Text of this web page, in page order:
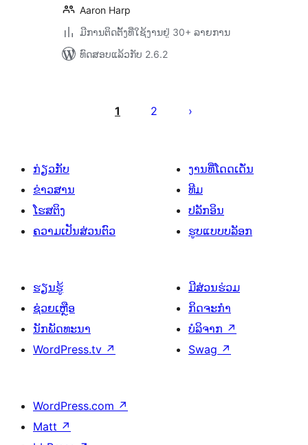
Aaron Harp
ມີການຕິດຕັ້ງທີ່ໃຊ້ງານຢູ່ 30+ ລາຍການ
ທົດສອບແລ້ວກັບ 2.6.2
1 2
ກ່ຽວກັບ
ຂ່າວສານ
ໂຮສຕິງ
ຄວາມເປັນສ່ວນຕົວ
ງານທີ່ໂດດເດັ່ນ
ທີມ
ປລັກອິນ
ຮູບແບບບລັອກ
ຮຽນຮູ້
ຊ່ວຍເຫຼືອ
ນັກພັດທະນາ
WordPress.tv ↗
ມີສ່ວນຮ່ວມ
ກິດຈະກຳ
ບໍລິຈາກ ↗
Swag ↗
WordPress.com ↗
Matt ↗